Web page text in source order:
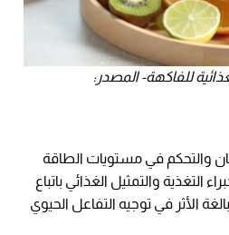
للفاكهة- المصدر:
والتحكم في مستويات الطاقة
التغذية والتمثيل الغذائي باتباع
الأثر في توجيه التفاعل الحيوي